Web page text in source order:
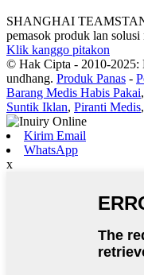
SHANGHAI
pemasok produk lan solusi
Klik kanggo pitakon
© Hak Cipta - 2010-
undhang. Produk Panas -
Barang Medis Habis Pakai,
Suntik Iklan, Piranti Medis,
Kirim Email
WhatsApp
x